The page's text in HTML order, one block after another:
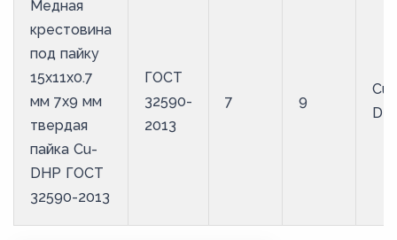
Медная
крестовина
под пайку
15х11х0.7
мм 7х9 мм
твердая
пайка Cu-
DHP ГОСТ
32590-2013
ГОСТ
32590-
2013
7 9
Cu-